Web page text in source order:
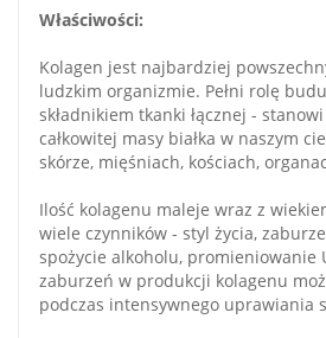
Właściwości:
Kolagen jest najbardziej
ludzkim organizmie. Pełni rolę
składnikiem tkanki łącznej -
całkowitej masy białka w naszym
skórze, mięśniach, kościach,
Ilość kolagenu maleje wraz z
wiele czynników - styl życia,
spożycie alkoholu, promieniowanie
zaburzeń w produkcji kolagenu
podczas intensywnego uprawiania